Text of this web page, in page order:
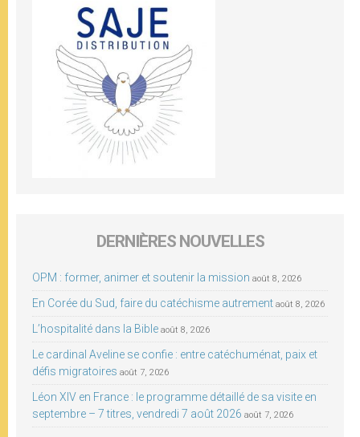
DERNIÈRES NOUVELLES
OPM : former, animer et soutenir la mission août 8, 2026
En Corée du Sud, faire du catéchisme autrement août 8, 2026
L’hospitalité dans la Bible août 8, 2026
Le cardinal Aveline se confie : entre catéchuménat, paix et
défis migratoires août 7, 2026
Léon XIV en France : le programme détaillé de sa visite en
septembre – 7 titres, vendredi 7 août 2026 août 7, 2026